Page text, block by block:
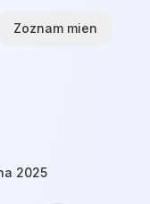
Zoznam mien
2025